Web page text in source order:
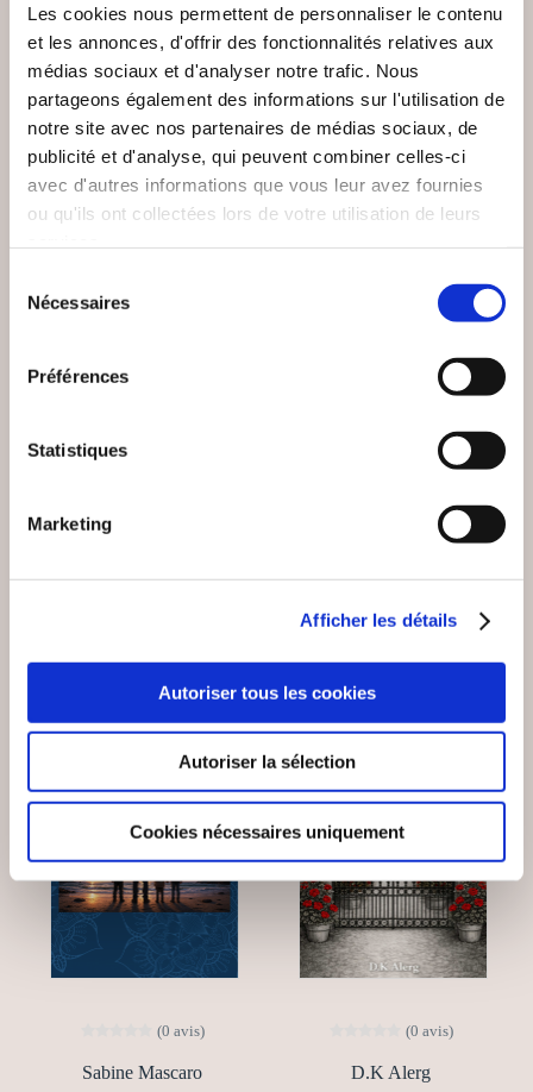
Les cookies nous permettent de personnaliser le contenu
et les annonces, d'offrir des fonctionnalités relatives aux
médias sociaux et d'analyser notre trafic. Nous
partageons également des informations sur l'utilisation de
notre site avec nos partenaires de médias sociaux, de
publicité et d'analyse, qui peuvent combiner celles-ci
avec d'autres informations que vous leur avez fournies
ou qu'ils ont collectées lors de votre utilisation de leurs
Nécessaires
Préférences
Statistiques
Marketing
Afficher les détails
Autoriser tous les cookies
Autoriser la sélection
Cookies nécessaires uniquement
(0 avis)
DUPONT Tatiana chero
DARK SHADOW, LE
TÉNÈBRES.
(0 avis)
Sabine Mascaro
(0 avis)
D.K Alerg